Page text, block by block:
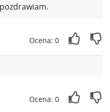
Ocena: 0
Ocena: 0